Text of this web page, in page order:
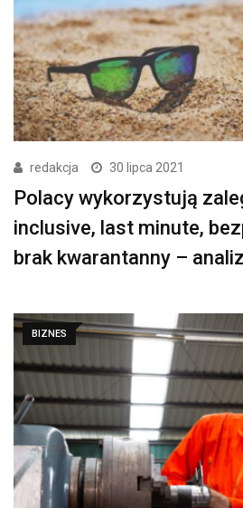
redakcja 30 lipca 2021
Polacy wykorzystują
inclusive, last minute,
brak kwarantanny –
BIZNES